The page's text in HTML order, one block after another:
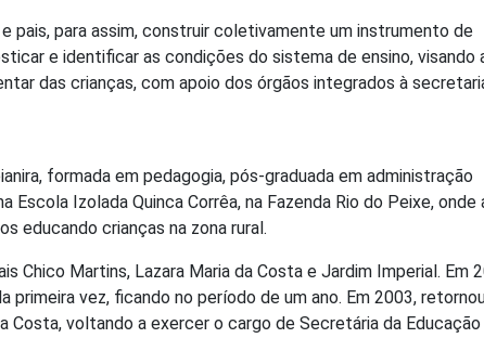
pais, para assim, construir coletivamente um instrumento de
e identificar as condições do sistema de ensino, visando
das crianças, com apoio dos órgãos integrados à
formada em pedagogia, pós-graduada em administração
Escola Izolada Quinca Corrêa, na Fazenda Rio do Peixe, onde
educando crianças na zona rural.
Chico Martins, Lazara Maria da Costa e Jardim Imperial. Em
vez, ficando no período de um ano. Em 2003,
Costa, voltando a exercer o cargo de Secretária da Educação